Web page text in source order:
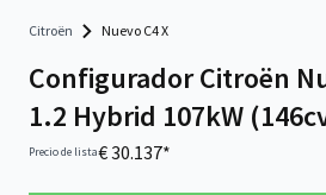
Citroën Nuevo C4 X
Configurador Citroën
1.2 Hybrid 107kW
Precio de lista€ 30.137*